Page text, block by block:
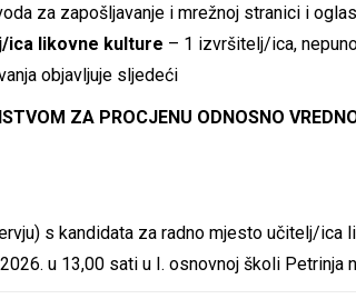
za zapošljavanje i mrežnoj stranici i
ica likovne kulture – 1 izvršitelj/ica,
objavljuje sljedeći
ZA PROCJENU ODNOSNO
s kandidata za radno mjesto učitelj/ica
u 13,00 sati u I. osnovnoj školi Petrinja